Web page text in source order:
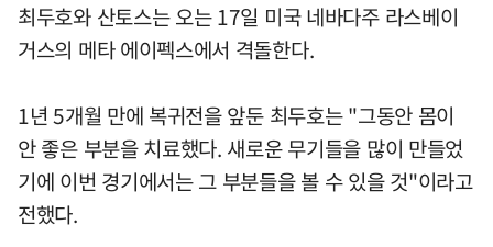
최두호와 산토스는 오는 17일 미국 네바다주 라스베이
거스의 메타 에이펙스에서 격돌한다.
1년 5개월 만에 복귀전을 앞둔 최두호는 "그동안 몸이
안 좋은 부분을 치료했다. 새로운 무기들을 많이 만들었
기에 이번 경기에서는 그 부분들을 볼 수 있을 것"이라고
전했다.